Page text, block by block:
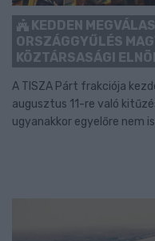
KEDDEN
ORSZÁGGYŰLÉS
KÖZTÁRSASÁGI
A TISZA Párt frakciója
augusztus 11-re való
ugyanakkor egyelőre nem